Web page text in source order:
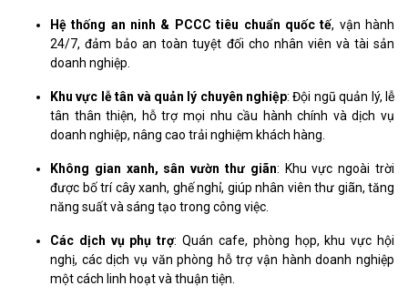
Hệ thống an ninh & PCCC tiêu chuẩn quốc tế, vận hành
24/7, đảm bảo an toàn tuyệt đối cho nhân viên và tài sản
doanh nghiệp.
Khu vực lễ tân và quản lý chuyên nghiệp: Đội ngũ quản lý, lễ
tân thân thiện, hỗ trợ mọi nhu cầu hành chính và dịch vụ
doanh nghiệp, nâng cao trải nghiệm khách hàng.
Không gian xanh, sân vườn thư giãn: Khu vực ngoài trời
được bố trí cây xanh, ghế nghỉ, giúp nhân viên thư giãn, tăng
năng suất và sáng tạo trong công việc.
Các dịch vụ phụ trợ: Quán cafe, phòng họp, khu vực hội
nghị, các dịch vụ văn phòng hỗ trợ vận hành doanh nghiệp
một cách linh hoạt và thuận tiện.